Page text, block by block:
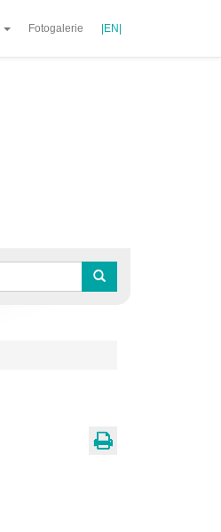
Fotogalerie |EN|